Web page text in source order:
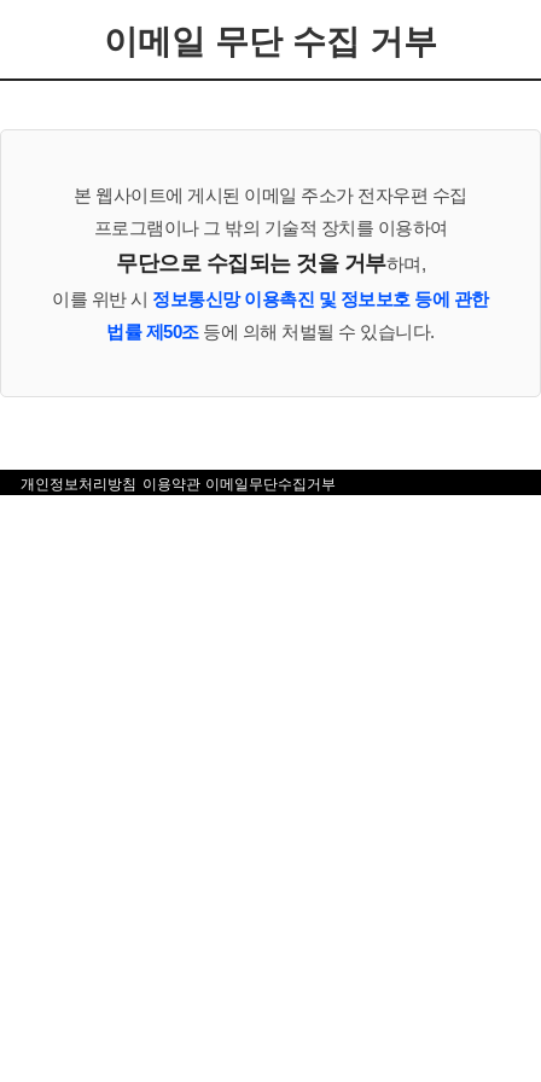
이메일 무단 수집 거부
본 웹사이트에 게시된 이메일 주소가 전자우편 수집
프로그램이나 그 밖의 기술적 장치를 이용하여
무단으로 수집되는 것을 거부하며,
이를 위반 시 정보통신망 이용촉진 및 정보보호 등에 관한
법률 제50조등에 의해 처벌될 수 있습니다.
개인정보처리방침 이용약관 이메일무단수집거부